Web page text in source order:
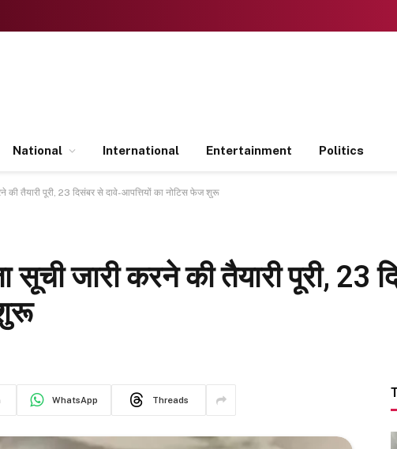
National International Entertainment Politics
की तैयारी पूरी, 23 दिसंबर से दावे-आपत्तियों का नोटिस फेज शुरू
सूची जारी करने की तैयारी पूरी, 23
WhatsApp Threads